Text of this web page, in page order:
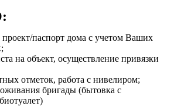
паспорт дома с учетом Ваших
на объект, осуществление привязки
отметок, работа с нивелиром;
бригады (бытовка с